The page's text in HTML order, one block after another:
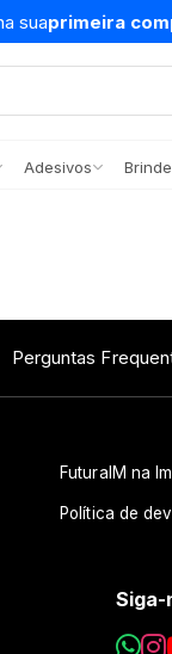
suaprimeira
Adesivos
Perguntas
FuturaIM na
Política de
Siga-